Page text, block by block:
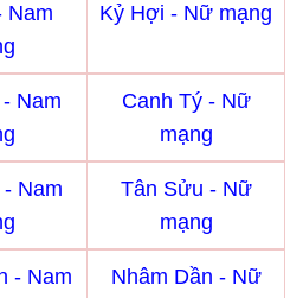
Nam
Kỷ Hợi - Nữ mạng
Nam
Canh Tý - Nữ
mạng
Nam
Tân Sửu - Nữ
mạng
- Nam
Nhâm Dần - Nữ